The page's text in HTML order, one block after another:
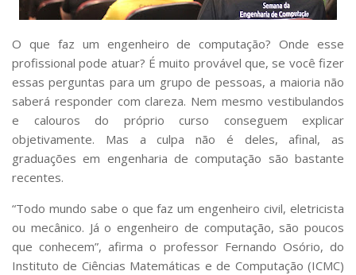
Serviços
Apoio ao Estudante
Segurança, Trânsito e Prevenção
RH, Administrativo e Financeiro
Outros serviços
Comunicação
Assessorias e Mídias
Aplicativos e Sites
Jornal da USP
Defesa de Teses
O que faz um engenheiro de computação? Onde esse
profissional pode atuar? É muito provável que, se você fizer
essas perguntas para um grupo de pessoas, a maioria não
saberá responder com clareza. Nem mesmo vestibulandos
e calouros do próprio curso conseguem explicar
objetivamente. Mas a culpa não é deles, afinal, as
graduações em engenharia de computação são bastante
recentes.
“Todo mundo sabe o que faz um engenheiro civil, eletricista
ou mecânico. Já o engenheiro de computação, são poucos
que conhecem”, afirma o professor Fernando Osório, do
Instituto de Ciências Matemáticas e de Computação (ICMC)